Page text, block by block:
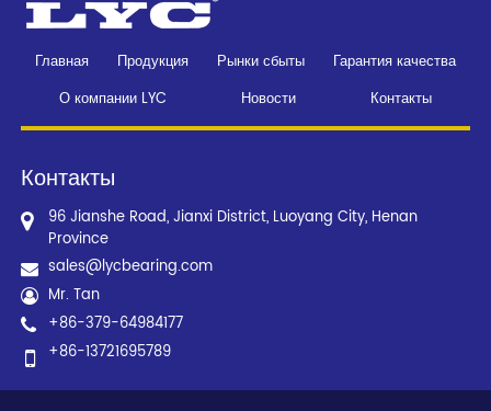
Главная Продукция Рынки сбыты
Гарантия качества
О компании LYC
Новости Контакты
Контакты
96 Jianshe Road, Jianxi District, Luoyang City, Henan
Province
sales@lycbearing.com
Mr. Tan
+86-379-64984177
+86-13721695789